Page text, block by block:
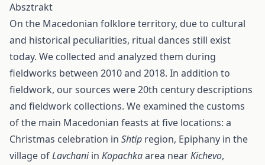
Absztrakt
On the Macedonian folklore territory, due to cultural
and historical peculiarities, ritual dances still exist
today. We collected and analyzed them during
fieldworks between 2010 and 2018. In addition to
fieldwork, our sources were 20th century descriptions
and fieldwork collections. We examined the customs
of the main Macedonian feasts at five locations: a
Christmas celebration in Shtip region, Epiphany in the
village ofLavchaniin Kopachkaarea nearKichevo,